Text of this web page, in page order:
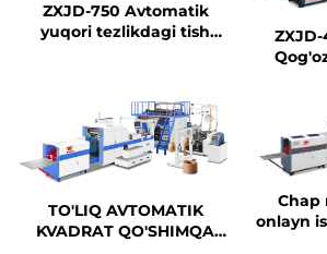
ZXJD-750 Avtomatik
yuqori tezlikdagi tish
TO'LIQ AVTOMATIK
KVADRAT QO'SHIMQA
Chap
onlayn
pastki